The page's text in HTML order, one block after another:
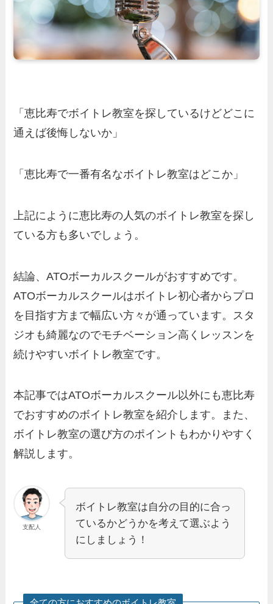
「恵比寿でボイトレ教室を探しているけどどこに
通えば後悔しないか」
「恵比寿で一番有名なボイトレ教室はどこか」
上記にように恵比寿の人気のボイトレ教室を探し
ている方も多いでしょう。
結論、ATOボーカルスクールがおすすめです。
ATOボーカルスクールはボイトレ初心者からプロ
を目指す方まで幅広い方々が通っています。スタ
ジオも綺麗なのでモチベーション高くレッスンを
続けやすいボイトレ教室です。
本記事ではATOボーカルスクール以外にも恵比寿
でおすすめのボイトレ教室を紹介します。また、
ボイトレ教室の選び方のポイントもわかりやすく
解説します。
支配人
ボイトレ教室は自分の目的に合っ
ているかどうかを考えて選ぶよう
にしましょう！